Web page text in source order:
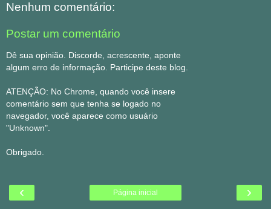
Nenhum comentário:
Postar um comentário
Dê sua opinião. Discorde, acrescente, aponte
algum erro de informação. Participe deste blog.
ATENÇÃO: No Chrome, quando você insere
comentário sem que tenha se logado no
navegador, você aparece como usuário
"Unknown".
Obrigado.
‹ ›
Página inicial